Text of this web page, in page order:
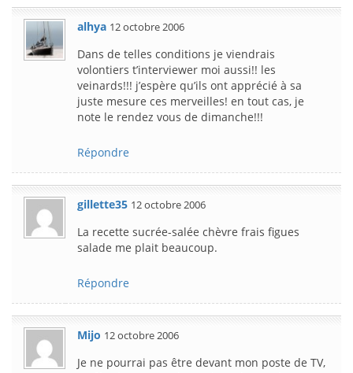
alhya 12 octobre 2006
Dans de telles conditions je viendrais
volontiers t’interviewer moi aussi!! les
veinards!!! j’espère qu’ils ont apprécié à sa
juste mesure ces merveilles! en tout cas, je
note le rendez vous de dimanche!!!
Répondre
gillette35 12 octobre 2006
La recette sucrée-salée chèvre frais figues
salade me plait beaucoup.
Répondre
Mijo 12 octobre 2006
Je ne pourrai pas être devant mon poste de TV,